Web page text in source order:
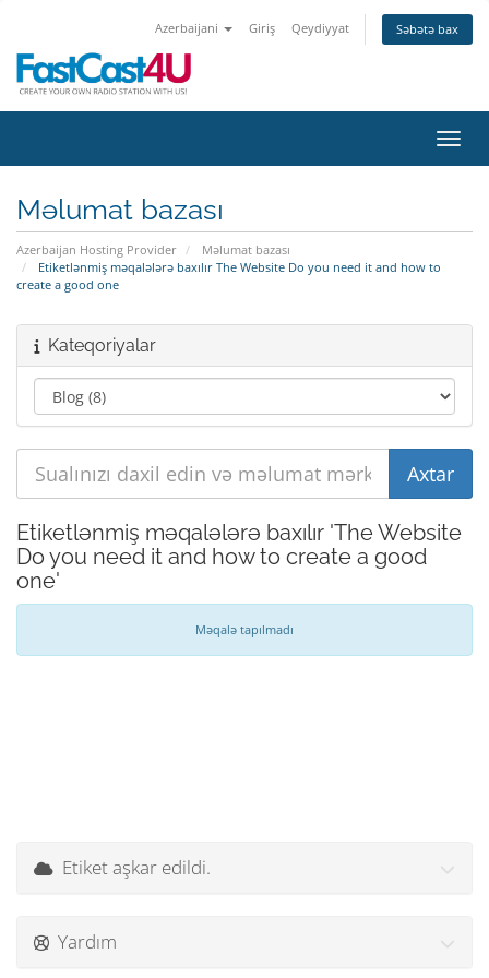
Azerbaijani Giriş Qeydiyyat Səbətə bax
Məlumat bazası
Azerbaijan Hosting Provider
Məlumat bazası
Etiketlənmiş məqalələrə baxılır The Website Do you need it and how to
create a good one
Kateqoriyalar
Etiketlənmiş məqalələrə baxılır 'The Website
Do you need it and how to create a good
one'
Məqalə tapılmadı
Etiket aşkar edildi.
Yardım